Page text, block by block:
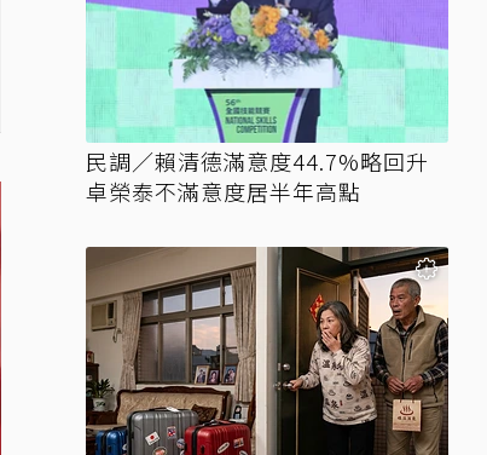
民調／賴清德滿意度44.7%略回升
卓榮泰不滿意度居半年高點